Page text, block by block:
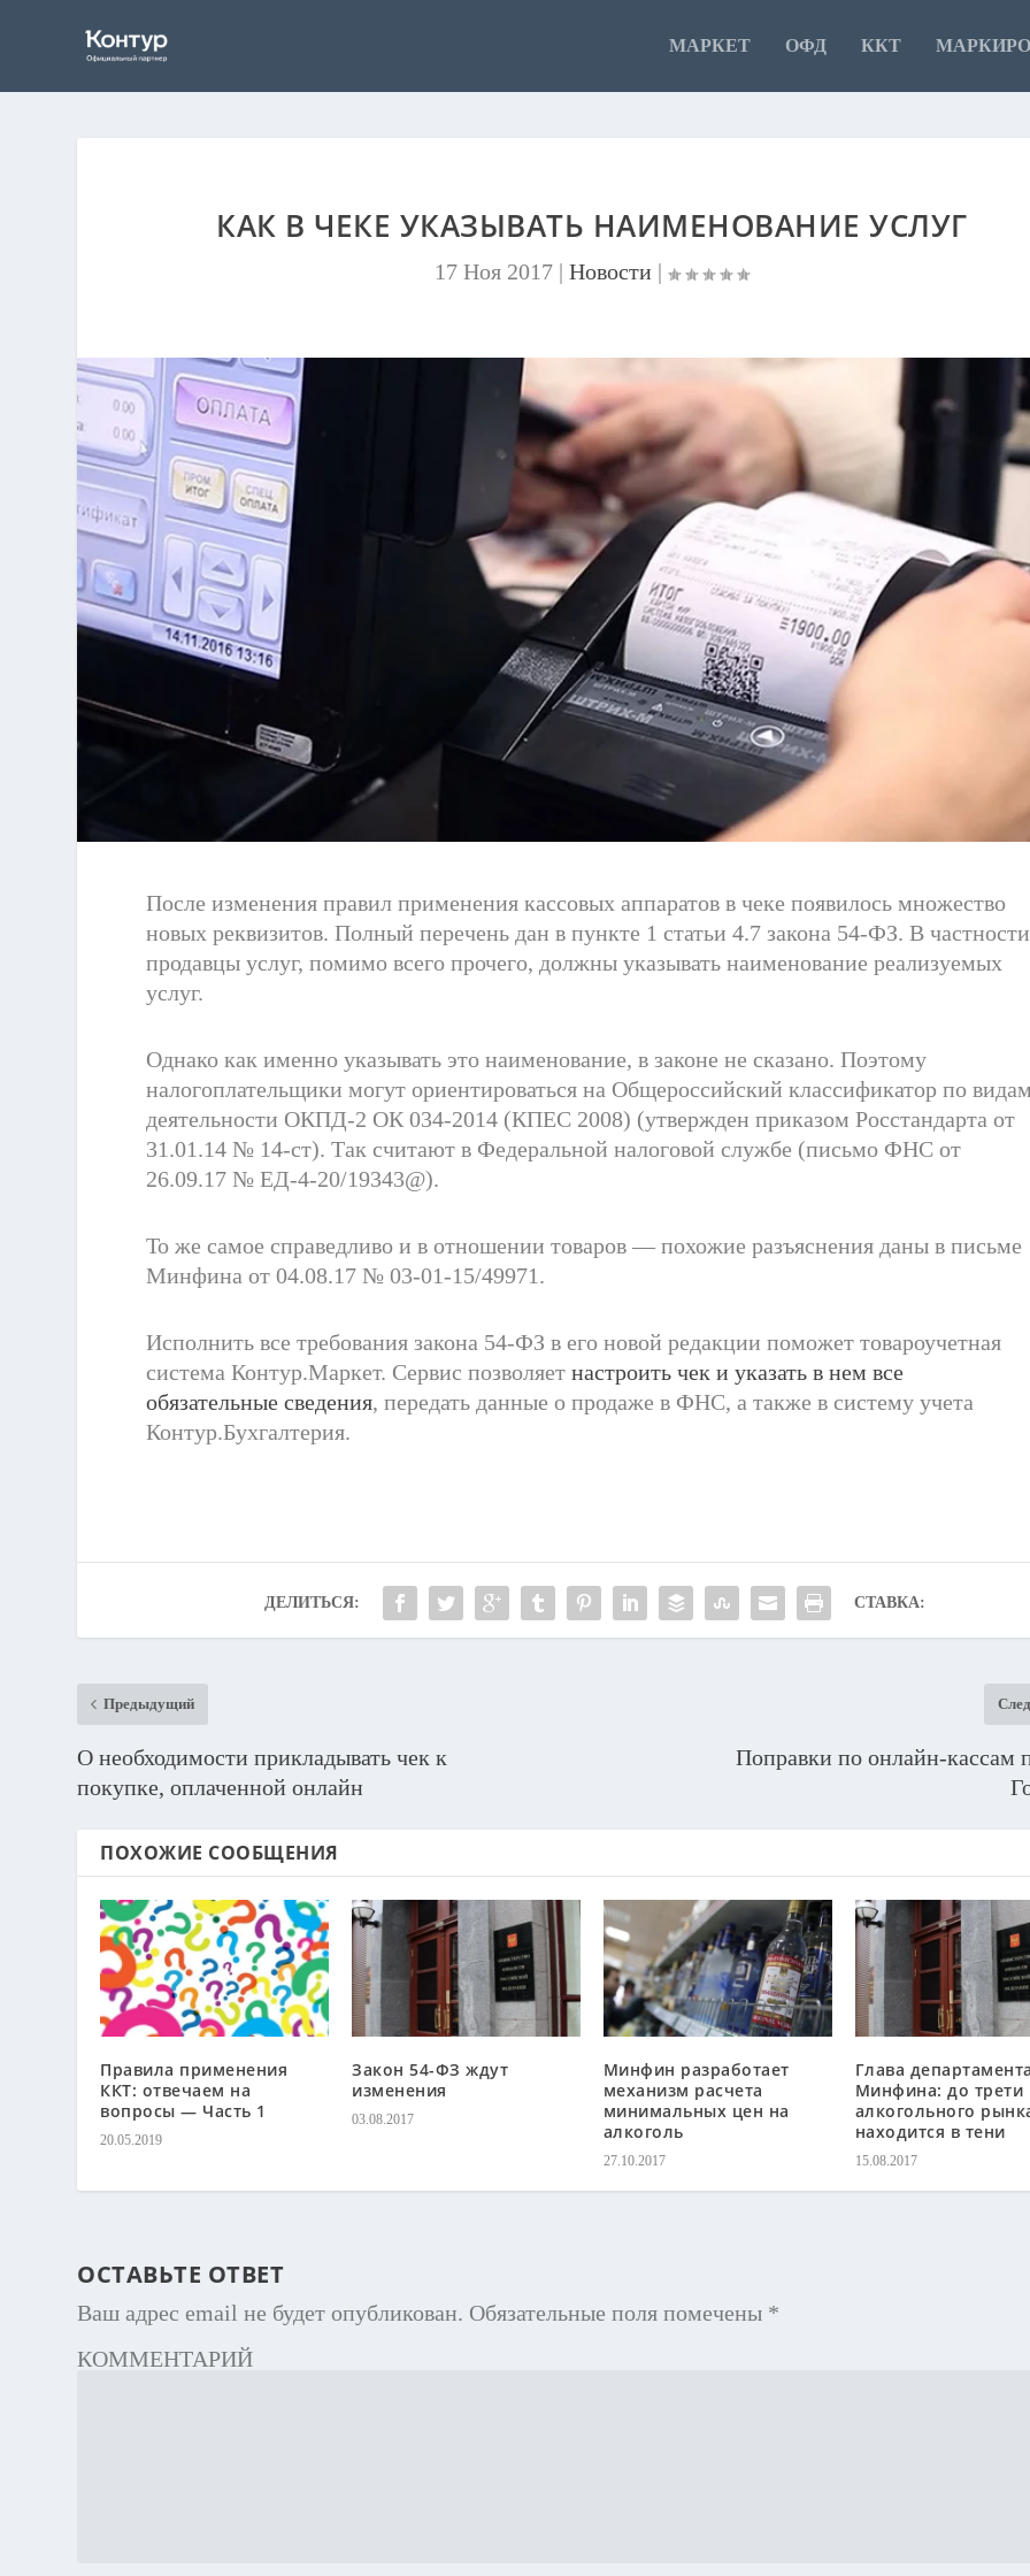
МАРКЕТ ОФД ККТ
КАК В ЧЕКЕ УКАЗЫВАТЬ НАИМЕНОВАНИЕ УСЛУГ
17 Ноя 2017 |Новости |
После изменения правил применения кассовых аппаратов в чеке появилось множество
новых реквизитов. Полный перечень дан в пункте 1 статьи 4.7 закона 54-ФЗ. В
продавцы услуг, помимо всего прочего, должны указывать наименование реализуемых
услуг.
Однако как именно указывать это наименование, в законе не сказано. Поэтому
налогоплательщики могут ориентироваться на Общероссийский классификатор по
деятельности ОКПД-2 ОК 034-2014 (КПЕС 2008) (утвержден приказом Росстандарта от
31.01.14 № 14-ст). Так считают в Федеральной налоговой службе (письмо ФНС от
26.09.17 № ЕД-4-20/19343@).
То же самое справедливо и в отношении товаров — похожие разъяснения даны в письме
Минфина от 04.08.17 № 03-01-15/49971.
Исполнить все требования закона 54-ФЗ в его новой редакции поможет товароучетная
система Контур.Маркет. Сервис позволяетнастроить чек и указать в нем все
обязательные сведения, передать данные о продаже в ФНС, а также в систему учета
Контур.Бухгалтерия.
ДЕЛИТЬСЯ: СТАВКА:
Предыдущий
О необходимости прикладывать чек к
покупке, оплаченной онлайн
Поправки по онлайн-кассам
ПОХОЖИЕ СООБЩЕНИЯ
Правила применения
ККТ: отвечаем на
вопросы — Часть 1
20.05.2019
Закон 54-ФЗ ждут
изменения
03.08.2017
Минфин разработает
механизм расчета
минимальных цен на
алкоголь
27.10.2017
Глава
Минфина: до трети
алкогольного
находится в тени
15.08.2017
ОСТАВЬТЕ ОТВЕТ
Ваш адрес email не будет опубликован. Обязательные поля помечены *
КОММЕНТАРИЙ